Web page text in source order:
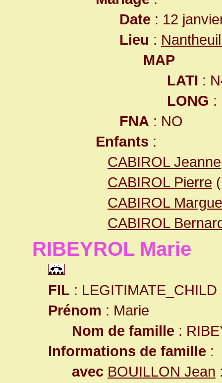
Date : 12
Lieu :
MAP
LATI :
LONG :
FNA : NO
Enfants :
CABIROL Jeanne
CABIROL Pierre
CABIROL
CABIROL
RIBEYROL Marie
FIL : LEGITIMATE_CHILD
Prénom : Marie
Nom de famille :
Informations de famille :
avec BOUILLON Jean